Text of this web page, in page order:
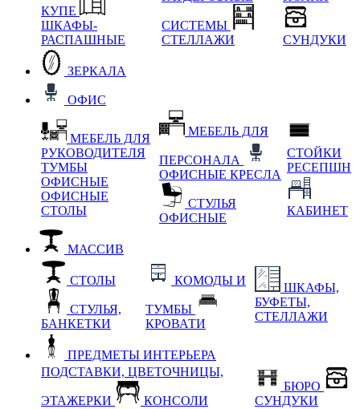
КУПЕ
ШКАФЫ-
РАСПАШНЫЕ
СИСТЕМЫ
СТЕЛЛАЖИ
СУНДУКИ
ЗЕРКАЛА
ОФИС
МЕБЕЛЬ ДЛЯ
РУКОВОДИТЕЛЯ
ТУМБЫ
ОФИСНЫЕ
ОФИСНЫЕ
СТОЛЫ
МЕБЕЛЬ ДЛЯ
ПЕРСОНАЛА
ОФИСНЫЕ КРЕСЛА
СТУЛЬЯ
ОФИСНЫЕ
СТОЙКИ
РЕСЕПШН
КАБИНЕТ
МАССИВ
СТОЛЫ
СТУЛЬЯ,
БАНКЕТКИ
КОМОДЫ И
ТУМБЫ
КРОВАТИ
ШКАФЫ,
БУФЕТЫ,
СТЕЛЛАЖИ
ПРЕДМЕТЫ ИНТЕРЬЕРА
ПОДСТАВКИ, ЦВЕТОЧНИЦЫ,
ЭТАЖЕРКИ КОНСОЛИ
БЮРО
СУНДУКИ